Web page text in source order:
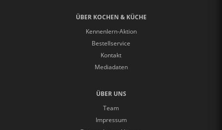
ÜBER KOCHEN & KÜCHE
Kennenlern-Aktion
Bestellservice
Kontakt
Mediadaten
ÜBER UNS
Team
Impressum